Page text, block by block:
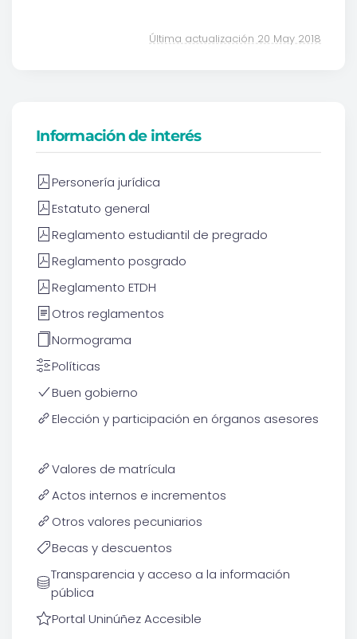
Última actualización 20 May 2018
Información de interés
Personería jurídica
Estatuto general
Reglamento estudiantil de pregrado
Reglamento posgrado
Reglamento ETDH
Otros reglamentos
Normograma
Políticas
Buen gobierno
Elección y participación en órganos asesores
Valores de matrícula
Actos internos e incrementos
Otros valores pecuniarios
Becas y descuentos
Transparencia y acceso a la información
pública
Portal Uninúñez Accesible